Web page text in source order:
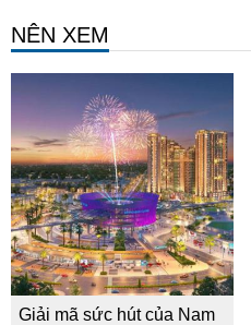
NÊN XEM
Giải mã sức hút của Nam